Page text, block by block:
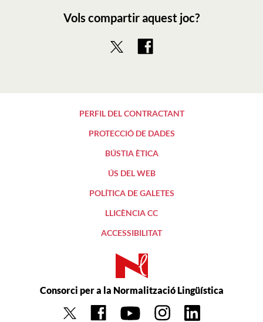
Vols compartir aquest joc?
PERFIL DEL CONTRACTANT
PROTECCIÓ DE DADES
BÚSTIA ÈTICA
ÚS DEL WEB
POLÍTICA DE GALETES
LLICÈNCIA CC
ACCESSIBILITAT
Consorci per a la Normalització Lingüística